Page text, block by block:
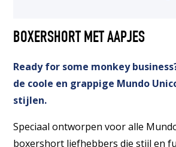
BOXERSHORT MET AAPJES
Ready for some monkey
de coole en grappige Mundo
stijlen.
Speciaal ontworpen voor alle
boxershort liefhebbers die stijl en